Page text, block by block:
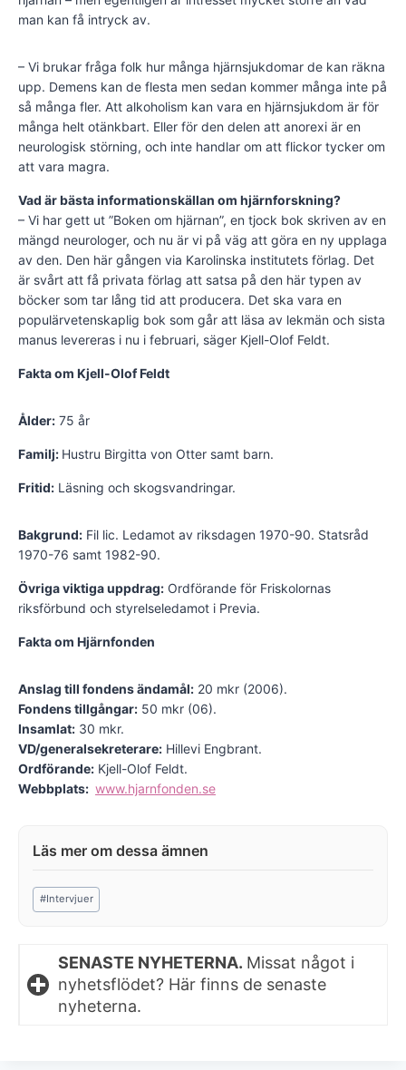
man kan få intryck av.
– Vi brukar fråga folk hur många hjärnsjukdomar de kan räkna
upp. Demens kan de flesta men sedan kommer många inte på
så många fler. Att alkoholism kan vara en hjärnsjukdom är för
många helt otänkbart. Eller för den delen att anorexi är en
neurologisk störning, och inte handlar om att flickor tycker om
att vara magra.
Vad är bästa informationskällan om hjärnforskning?
– Vi har gett ut ”Boken om hjärnan”, en tjock bok skriven av en
mängd neurologer, och nu är vi på väg att göra en ny upplaga
av den. Den här gången via Karolinska institutets förlag. Det
är svårt att få privata förlag att satsa på den här typen av
böcker som tar lång tid att producera. Det ska vara en
populärvetenskaplig bok som går att läsa av lekmän och sista
manus levereras i nu i februari, säger Kjell-Olof Feldt.
Fakta om Kjell-Olof Feldt
Ålder: 75 år
Familj: Hustru Birgitta von Otter samt barn.
Fritid: Läsning och skogsvandringar.
Bakgrund: Fil lic. Ledamot av riksdagen 1970-90. Statsråd
1970-76 samt 1982-90.
Övriga viktiga uppdrag: Ordförande för Friskolornas
riksförbund och styrelseledamot i Previa.
Fakta om Hjärnfonden
Anslag till fondens ändamål: 20 mkr (2006).
Fondens tillgångar: 50 mkr (06).
Insamlat: 30 mkr.
VD/generalsekreterare: Hillevi Engbrant.
Ordförande: Kjell-Olof Feldt.
Webbplats: www.hjarnfonden.se
Post
Tags:
#Intervjuer
SENASTE NYHETERNA. Missat något i
nyhetsflödet? Här finns de senaste
nyheterna.